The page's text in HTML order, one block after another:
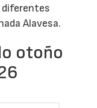
diferentes
Alavesa.
otoño